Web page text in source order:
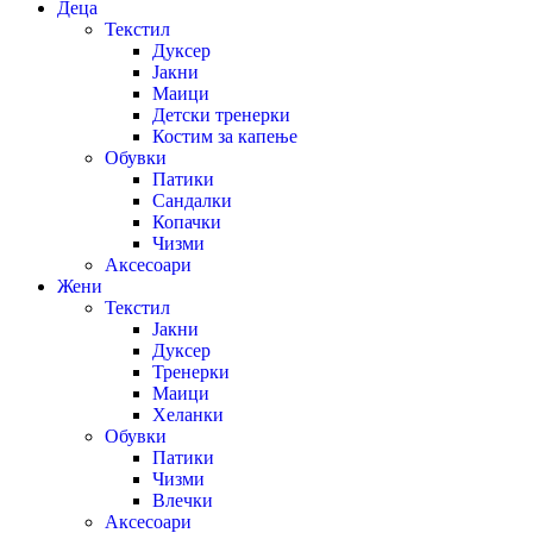
Деца
Текстил
Дуксер
Јакни
Маици
Детски тренерки
Костим за капење
Обувки
Патики
Сандалки
Копачки
Чизми
Аксесоари
Жени
Текстил
Јакни
Дуксер
Тренерки
Маици
Хеланки
Обувки
Патики
Чизми
Влечки
Аксесоари